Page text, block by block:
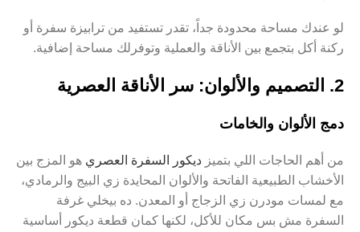
لو عندك مساحة محدودة جداً، تقدر تستفيد من ترابيزة سفرة أو
ركنة أكل بتجمع بين الأناقة والعملية وتوفرلك مساحة إضافية.
2. التصميم والألوان: سر الأناقة العصرية
دمج الألوان والخامات
من أهم الحاجات اللي بتميز ديكور السفرة العصري هو المزج بين
الأخشاب الطبيعية الفاتحة والألوان المحايدة زي البيج والرمادي،
مع لمسات مودرن زي الزجاج أو المعدن. ده بيخلي غرفة
السفرة مش بس مكان للأكل، لكنها كمان قطعة ديكور أساسية